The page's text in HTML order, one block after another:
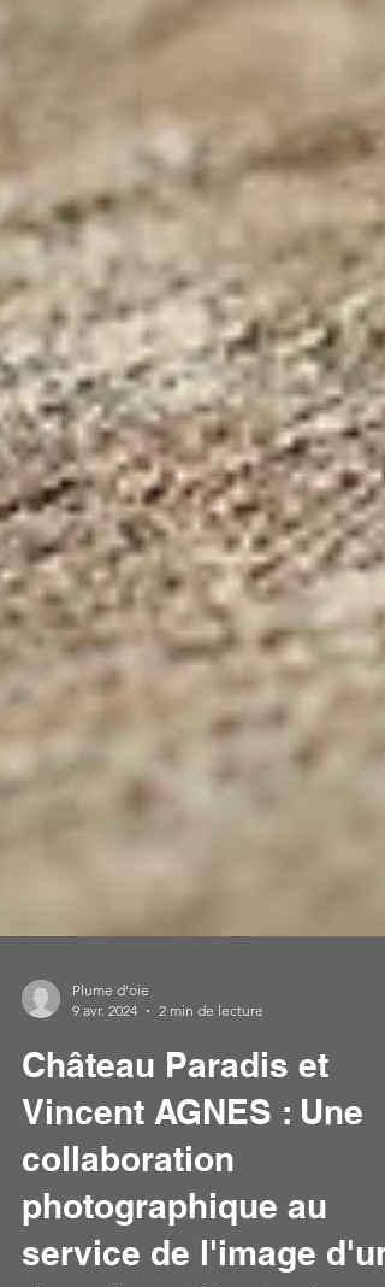
Plume d'oie
9 avr. 2024
2 min de lecture
Château Paradis et
Vincent AGNES : Une
collaboration
photographique au